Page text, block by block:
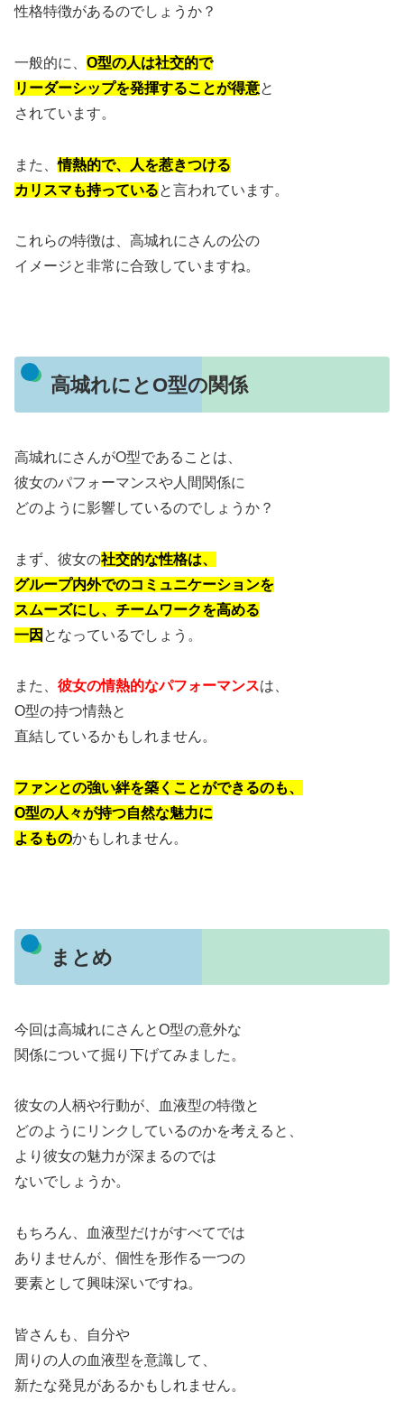
性格特徴があるのでしょうか？
一般的に、 O型の人は社交的で
リーダーシップを発揮することが得意と
されています。
また、情熱的で、人を惹きつける
カリスマも持っていると言われています。
これらの特徴は、高城れにさんの公の
イメージと非常に合致していますね。
高城れにとO型の関係
高城れにさんがO型であることは、
彼女のパフォーマンスや人間関係に
どのように影響しているのでしょうか？
まず、彼女の社交的な性格は、
グループ内外でのコミュニケーションを
スムーズにし、チームワークを高める
一因 となっているでしょう。
また、 彼女の情熱的なパフォーマンスは、
O型の持つ情熱と
直結しているかもしれません。
ファンとの強い絆を築くことができるのも、
O型の人々が持つ自然な魅力に
よるものかもしれません。
まとめ
今回は高城れにさんとO型の意外な
関係について掘り下げてみました。
彼女の人柄や行動が、血液型の特徴と
どのようにリンクしているのかを考えると、
より彼女の魅力が深まるのでは
ないでしょうか。
もちろん、血液型だけがすべてでは
ありませんが、個性を形作る一つの
要素として興味深いですね。
皆さんも、自分や
周りの人の血液型を意識して、
新たな発見があるかもしれません。